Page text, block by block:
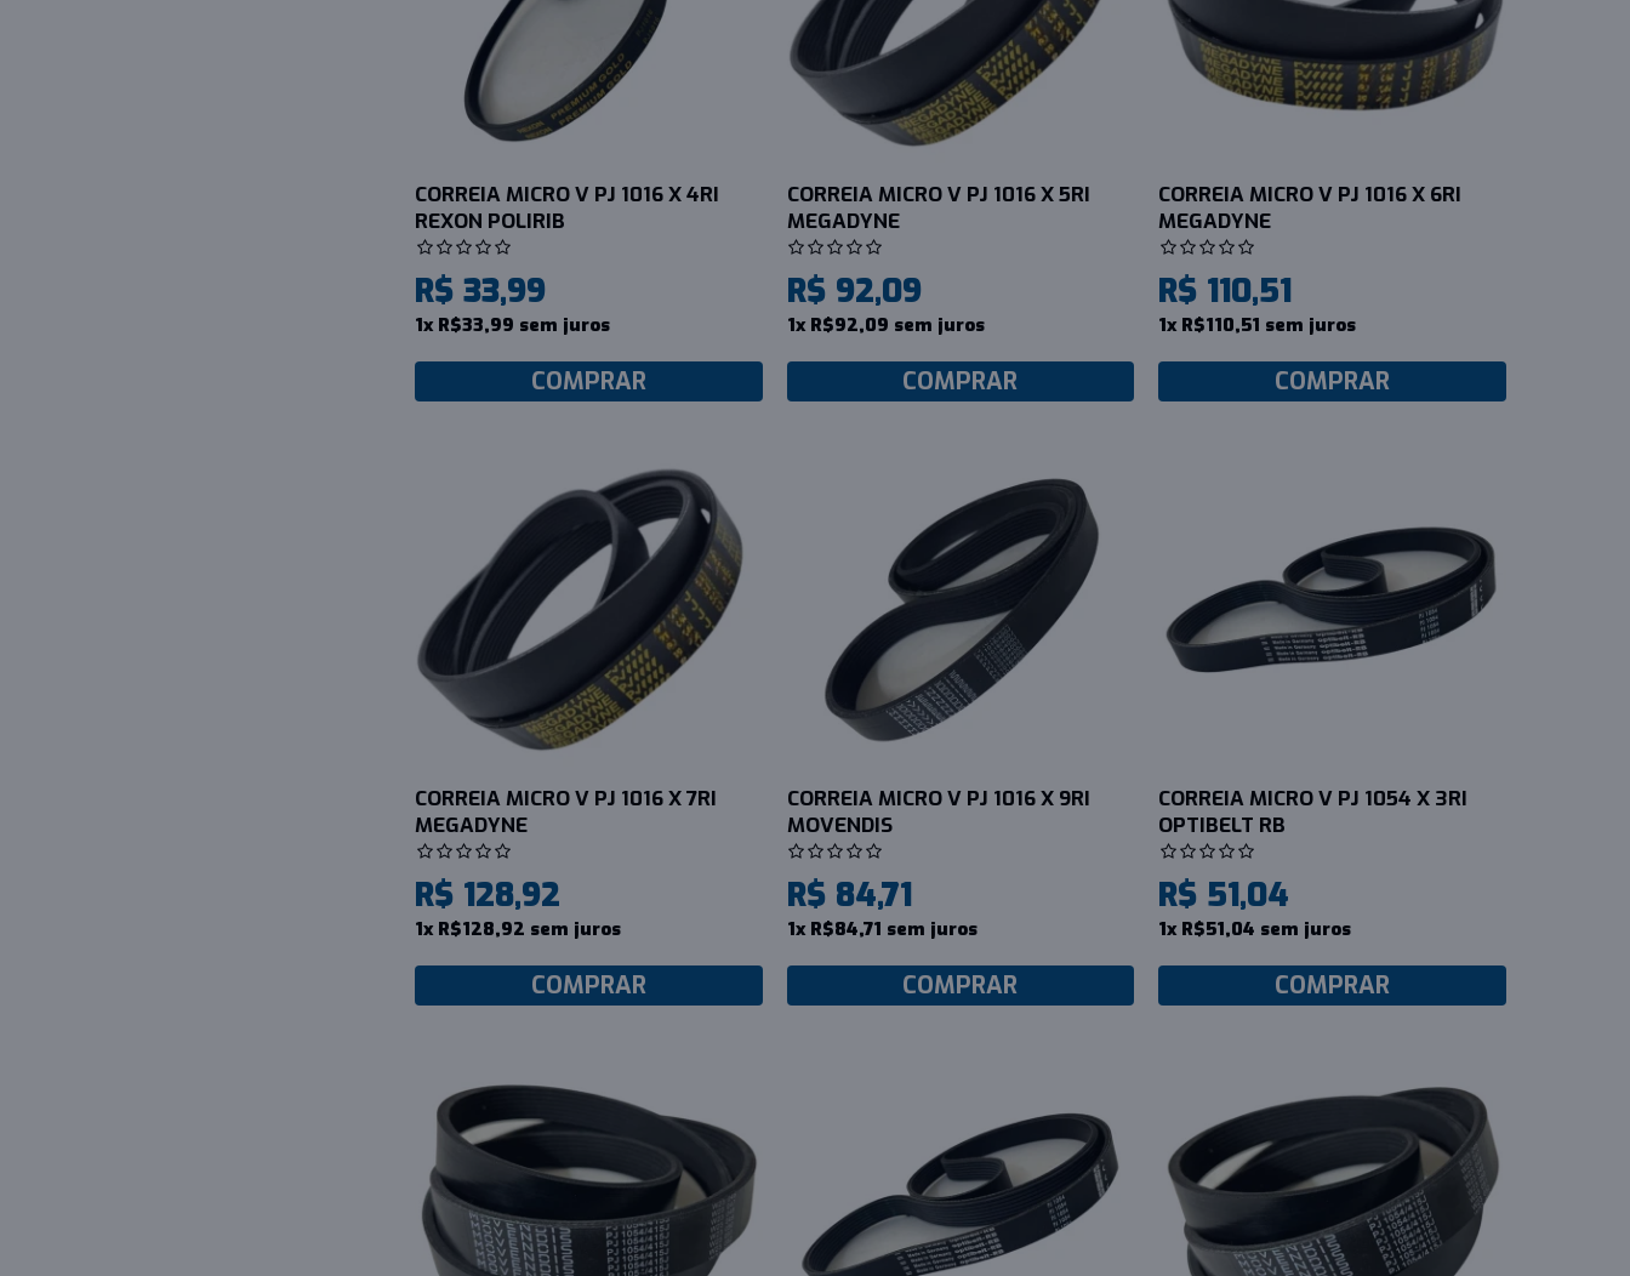
CORREIA MICRO V PJ 1016 X 4RI
REXON POLIRIB
R$ 33,99
1x R$33,99 sem juros
COMPRAR
CORREIA MICRO V PJ 1016 X 5RI
MEGADYNE
R$ 92,09
1x R$92,09 sem juros
COMPRAR
CORREIA MICRO V PJ 1016 X 6RI
MEGADYNE
R$ 110,51
1x R$110,51 sem juros
COMPRAR
CORREIA MICRO V PJ 1016 X 7RI
MEGADYNE
R$ 128,92
1x R$128,92 sem juros
COMPRAR
CORREIA MICRO V PJ 1016 X 9RI
MOVENDIS
R$ 84,71
1x R$84,71 sem juros
COMPRAR
CORREIA MICRO V PJ 1054 X 3RI
OPTIBELT RB
R$ 51,04
1x R$51,04 sem juros
COMPRAR